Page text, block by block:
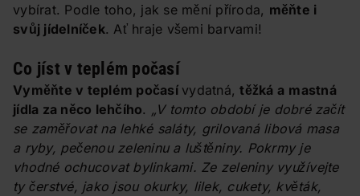
vybírat. Podle toho, jak se mění příroda, měňte i
svůj jídelníček. Ať hraje všemi barvami!
Co jíst v teplém počasí
Vyměňte v teplém počasí vydatná,těžká a mastná
jídla za něco lehčího. „V tomto období je dobré začít
se zaměřovat na lehké saláty, grilovaná libová masa
a ryby, pečenou zeleninu a luštěniny. Pokrmy je
vhodné ochucovat bylinkami. Ze zeleniny využívejte
ty čerstvé, jako jsou okurky, lilek, cukety, květák,